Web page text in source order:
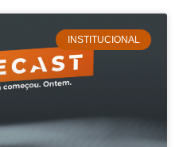
INSTITUCIONAL